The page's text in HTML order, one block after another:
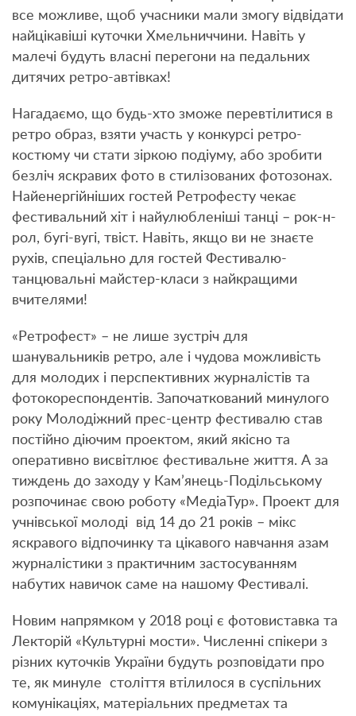
все можливе, щоб учасники мали змогу відвідати
найцікавіші куточки Хмельниччини. Навіть у
малечі будуть власні перегони на педальних
дитячих ретро-автівках!
Нагадаємо, що будь-хто зможе перевтілитися в
ретро образ, взяти участь у конкурсі ретро-
костюму чи стати зіркою подіуму, або зробити
безліч яскравих фото в стилізованих фотозонах.
Найенергійніших гостей Ретрофесту чекає
фестивальний хіт і найулюбленіші танці – рок-н-
рол, бугі-вугі, твіст. Навіть, якщо ви не знаєте
рухів, спеціально для гостей Фестивалю-
танцювальні майстер-класи з найкращими
вчителями!
«Ретрофест» – не лише зустріч для
шанувальників ретро, але і чудова можливість
для молодих і перспективних журналістів та
фотокореспондентів. Започаткований минулого
року Молодіжний прес-центр фестивалю став
постійно діючим проектом, який якісно та
оперативно висвітлює фестивальне життя. А за
тиждень до заходу у Кам’янець-Подільському
розпочинає свою роботу «МедіаТур». Проект для
учнівської молоді від 14 до 21 років – мікс
яскравого відпочинку та цікавого навчання азам
журналістики з практичним застосуванням
набутих навичок саме на нашому Фестивалі.
Новим напрямком у 2018 році є фотовиставка та
Лекторій «Культурні мости». Численні спікери з
різних куточків України будуть розповідати про
те, як минуле століття втілилося в суспільних
комунікаціях, матеріальних предметах та